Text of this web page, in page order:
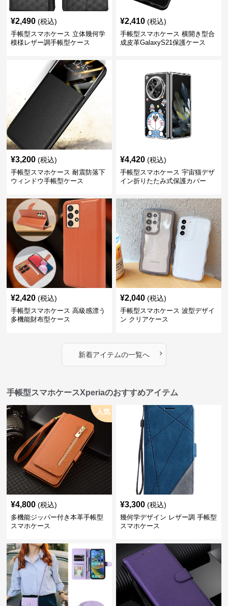
¥2,490 (税込)
手帳型スマホケース 立体幾何学
模様レザー調手帳型ケース
¥2,410 (税込)
手帳型スマホケース 横開き型合
成皮革GalaxyS21保護ケース
¥3,200 (税込)
手帳型スマホケース 耐震防落下
ウィンドウ手帳型ケース
¥4,420 (税込)
手帳型スマホケース 宇宙猫デザ
イン折りたたみ式保護カバー
¥2,420 (税込)
手帳型スマホケース 高級感漂う
多機能財布型ケース
¥2,040 (税込)
手帳型スマホケース 波型デザイ
ン クリアケース
新着アイテムの一覧へ ›
手帳型スマホケースXperiaのおすすめアイテム
人気
¥4,800 (税込)
多機能ジッパー付き本革手帳型
スマホケース
¥3,300 (税込)
幾何学デザイン レザー調 手帳型
スマホケース